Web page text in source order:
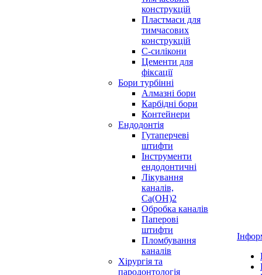
конструкцій
Пластмаси для
тимчасових
конструкцій
С-силікони
Цементи для
фіксації
Бори турбінні
Алмазні бори
Карбідні бори
Контейнери
Ендодонтія
Гутаперчеві
штифти
Інструменти
ендодонтичні
Лікування
каналів,
Ca(OH)2
Обробка каналів
Паперові
штифти
Пломбування
каналів
Хірургія та
пародонтологія